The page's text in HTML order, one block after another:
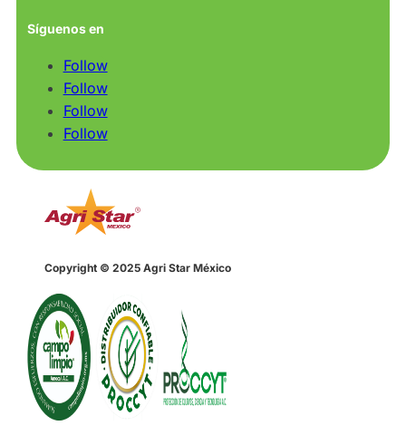
Síguenos en
Follow
Follow
Follow
Follow
Copyright © 2025 Agri Star México